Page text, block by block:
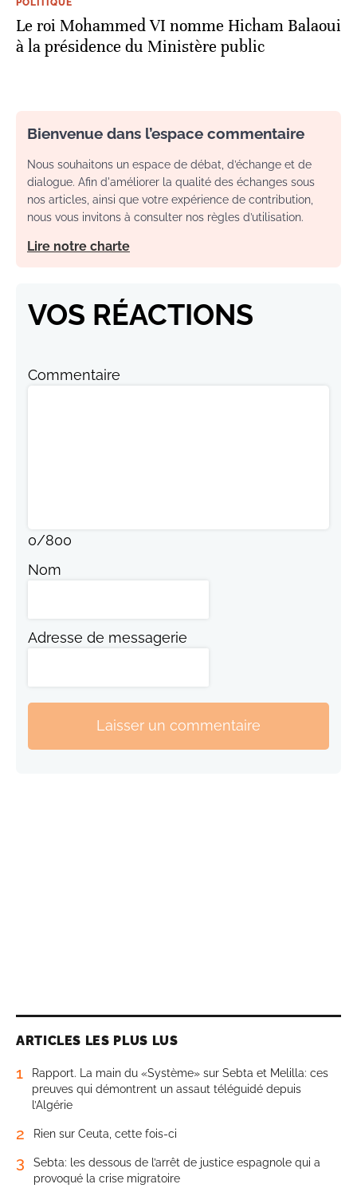
Le roi Mohammed VI nomme Hicham Balaoui
à la présidence du Ministère public
Bienvenue dans l’espace commentaire
Nous souhaitons un espace de débat, d’échange et de
dialogue. Afin d'améliorer la qualité des échanges sous
nos articles, ainsi que votre expérience de contribution,
nous vous invitons à consulter nos règles d’utilisation.
Lire notre charte
VOS RÉACTIONS
Commentaire
0/800
Nom
Adresse de messagerie
Laisser un commentaire
ARTICLES LES PLUS LUS
1
Rapport. La main du «Système» sur Sebta et Melilla: ces
preuves qui démontrent un assaut téléguidé depuis
l’Algérie
2 Rien sur Ceuta, cette fois-ci
3
Sebta: les dessous de l’arrêt de justice espagnole qui a
provoqué la crise migratoire